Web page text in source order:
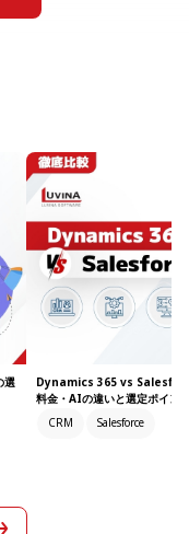
選
Dynamics 365 vs
料金・AIの違いと選定ポイン
CRM
Salesforce